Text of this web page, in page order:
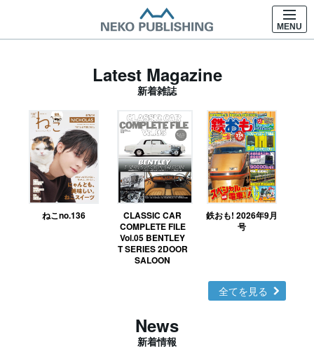
MENU
Latest Magazine
新着雑誌
ねこno.136
CLASSIC CAR
COMPLETE FILE
Vol.05 BENTLEY
T SERIES 2DOOR
SALOON
鉄おも! 2026年9月
号
全てを見る
News
新着情報